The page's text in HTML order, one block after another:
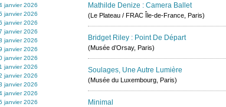
janvier 2026
janvier 2026
janvier 2026
janvier 2026
janvier 2026
janvier 2026
janvier 2026
janvier 2026
janvier 2026
janvier 2026
janvier 2026
janvier 2026
Mathilde Denize : Camera Ballet
(Le Plateau / FRAC Île-de-France, Paris)
Bridget Riley : Point De Départ
(Musée d’Orsay, Paris)
Soulages, Une Autre Lumière
(Musée du Luxembourg, Paris)
Minimal